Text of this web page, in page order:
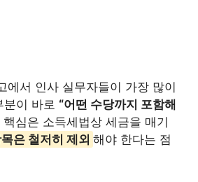
에서 인사 실무자들이 가장 많이
분이 바로 “어떤 수당까지 포함해
핵심은 소득세법상 세금을 매기
은 철저히 제외 해야 한다는 점